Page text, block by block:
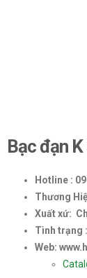
Bạc đạn
Hotline :
Thương
Xuất xứ:
Tình trạng
Web: